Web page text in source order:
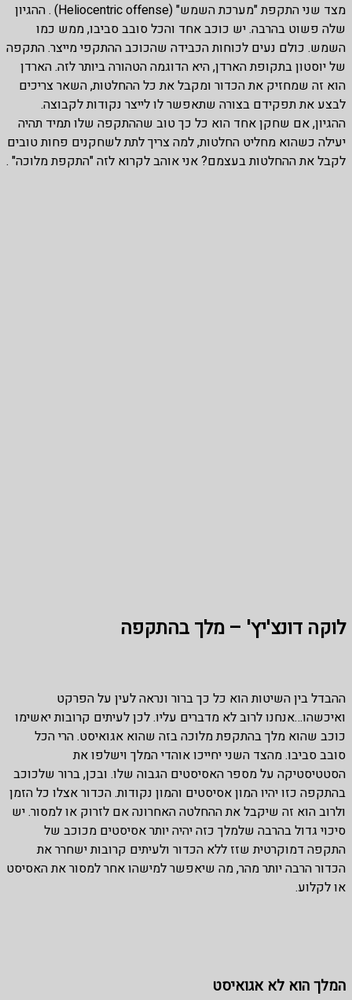
מצד שני התקפת "מערכת השמש" (Heliocentric offense) . ההגיון
שלה פשוט בהרבה. יש כוכב אחד והכל סובב סביבו, ממש כמו
השמש. כולם נעים לכוחות הכבידה שהכוכב ההתקפי מייצר. התקפה
של יוסטון בתקופת הארדן, היא הדוגמה הטהורה ביותר לזה. הארדן
הוא זה שמחזיק את הכדור ומקבל את כל ההחלטות, השאר צריכים
לבצע את תפקידם בצורה שתאפשר לו לייצר נקודות לקבוצה.
ההגיון, אם שחקן אחד הוא כל כך טוב שההתקפה שלו תמיד תהיה
יעילה כשהוא מחליט החלטות, למה צריך לתת לשחקנים פחות טובים
לקבל את ההחלטות בעצמם? אני אוהב לקרוא לזה "התקפת מלוכה" .
לוקה דונצ'יץ' – מלך בהתקפה
ההבדל בין השיטות הוא כל כך ברור ונראה לעין על הפרקט
ואיכשהו…אנחנו לרוב לא מדברים עליו. לכן לעיתים קרובות יאשימו
כוכב שהוא מלך בהתקפת מלוכה בזה שהוא אגואיסט. הרי הכל
סובב סביבו. מהצד השני יחייכו אוהדי המלך וישלפו את
הסטטיסטיקה על מספר האסיסטים הגבוה שלו. ובכן, ברור שלכוכב
בהתקפה כזו יהיו המון אסיסטים והמון נקודות. הכדור אצלו כל הזמן
ולרוב הוא זה שיקבל את ההחלטה האחרונה אם לזרוק או למסור. יש
סיכוי גדול בהרבה שלמלך כזה יהיה יותר אסיסטים מכוכב של
התקפה דמוקרטית שזז ללא הכדור ולעיתים קרובות ישחרר את
הכדור הרבה יותר מהר, מה שיאפשר למישהו אחר למסור את האסיסט
או לקלוע.
המלך הוא לא אגואיסט